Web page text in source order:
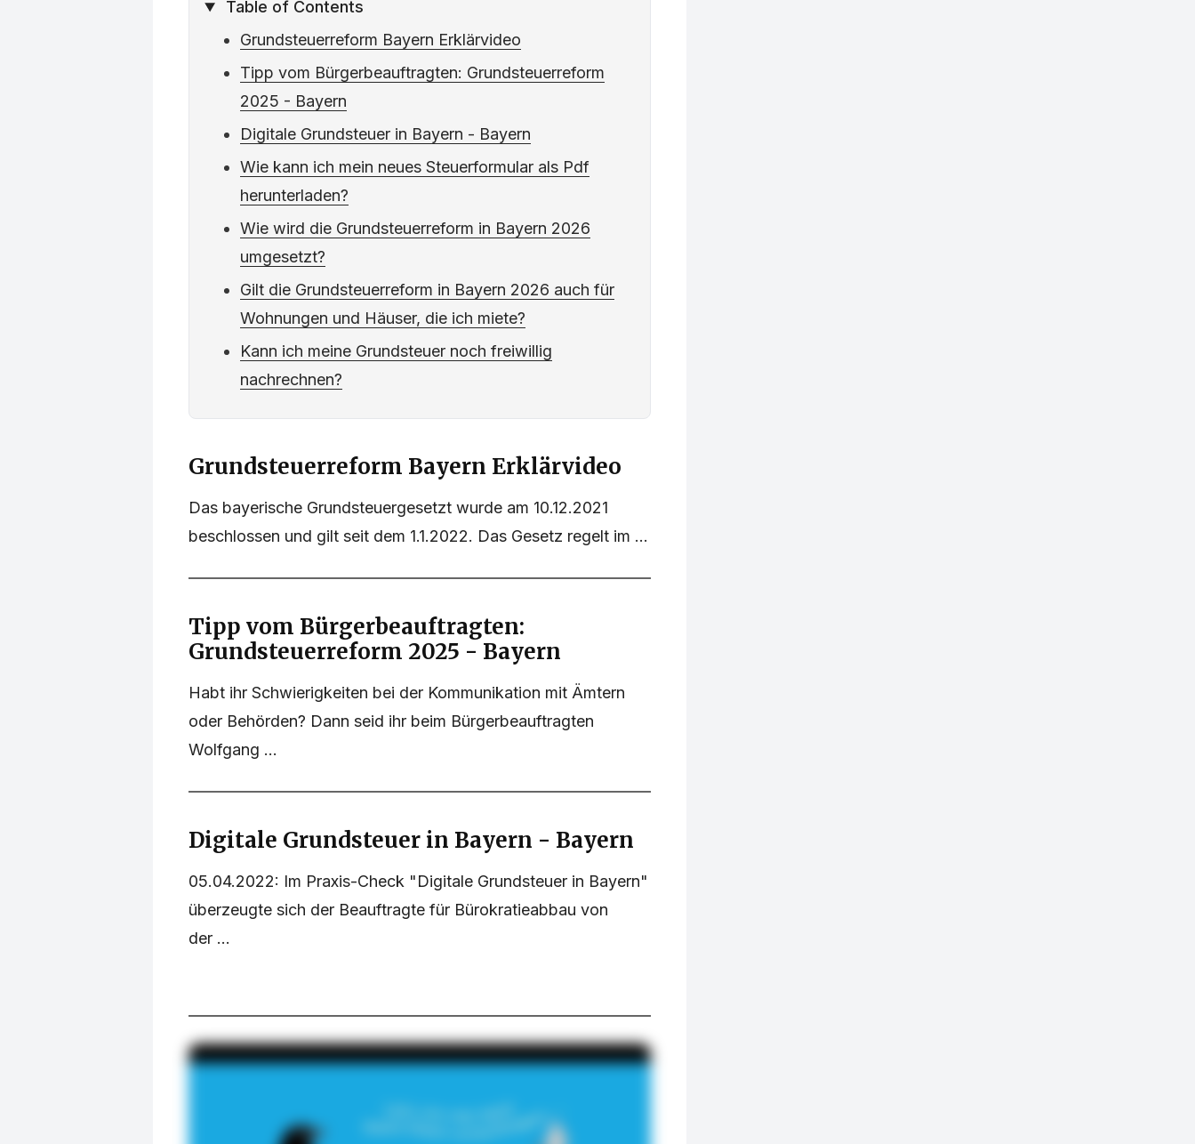
Table of Contents
Grundsteuerreform Bayern Erklärvideo
Tipp vom Bürgerbeauftragten: Grundsteuerreform
2025 - Bayern
Digitale Grundsteuer in Bayern - Bayern
Wie kann ich mein neues Steuerformular als Pdf
herunterladen?
Wie wird die Grundsteuerreform in Bayern 2026
umgesetzt?
Gilt die Grundsteuerreform in Bayern 2026 auch für
Wohnungen und Häuser, die ich miete?
Kann ich meine Grundsteuer noch freiwillig
nachrechnen?
Grundsteuerreform Bayern Erklärvideo
Das bayerische Grundsteuergesetzt wurde am 10.12.2021
beschlossen und gilt seit dem 1.1.2022. Das Gesetz regelt im ...
Tipp vom Bürgerbeauftragten:
Grundsteuerreform 2025 - Bayern
Habt ihr Schwierigkeiten bei der Kommunikation mit Ämtern
oder Behörden? Dann seid ihr beim Bürgerbeauftragten
Wolfgang ...
Digitale Grundsteuer in Bayern - Bayern
05.04.2022: Im Praxis-Check "Digitale Grundsteuer in Bayern"
überzeugte sich der Beauftragte für Bürokratieabbau von
der ...